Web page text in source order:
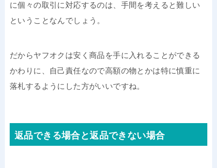
に個々の取引に対応するのは、手間を考えると難しい
ということなんでしょう。
だからヤフオクは安く商品を手に入れることができる
かわりに、自己責任なので高額の物とかは特に慎重に
落札するようにした方がいいですね。
返品できる場合と返品できない場合